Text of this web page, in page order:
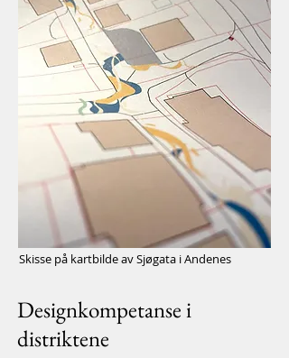
Skisse på kartbilde av Sjøgata i Andenes
Designkompetanse i
distriktene